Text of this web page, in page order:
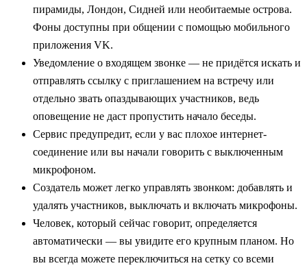
пирамиды, Лондон, Сидней или необитаемые острова.
Фоны доступны при общении с помощью мобильного
приложения VK.
Уведомление о входящем звонке — не придётся искать и
отправлять ссылку с приглашением на встречу или
отдельно звать опаздывающих участников, ведь
оповещение не даст пропустить начало беседы.
Сервис предупредит, если у вас плохое интернет-
соединение или вы начали говорить с выключенным
микрофоном.
Создатель может легко управлять звонком: добавлять и
удалять участников, выключать и включать микрофоны.
Человек, который сейчас говорит, определяется
автоматически — вы увидите его крупным планом. Но
вы всегда можете переключиться на сетку со всеми